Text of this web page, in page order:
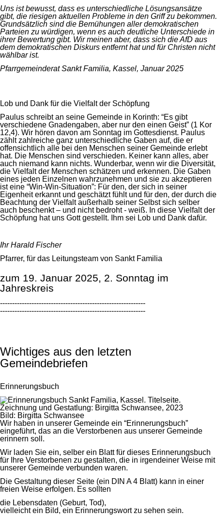
Uns ist bewusst, dass es unterschiedliche Lösungsansätze
gibt, die riesigen aktuellen Probleme in den Griff zu bekommen.
Grundsätzlich sind die Bemühungen aller demokratischen
Parteien zu würdigen, wenn es auch deutliche Unterschiede in
ihrer Bewertung gibt. Wir meinen aber, dass sich die AfD aus
dem demokratischen Diskurs entfernt hat und für Christen nicht
wählbar ist.
Pfarrgemeinderat Sankt Familia, Kassel, Januar 2025
Lob und Dank für die Vielfalt der Schöpfung
Paulus schreibt an seine Gemeinde in Korinth: “Es gibt
verschiedene Gnadengaben, aber nur den einen Geist” (1 Kor
12,4). Wir hören davon am Sonntag im Gottesdienst. Paulus
zählt zahlreiche ganz unterschiedliche Gaben auf, die er
offensichtlich alle bei den Menschen seiner Gemeinde erlebt
hat. Die Menschen sind verschieden. Keiner kann alles, aber
auch niemand kann nichts. Wunderbar, wenn wir die Diversität,
die Vielfalt der Menschen schätzen und erkennen. Die Gaben
eines jeden Einzelnen wahrzunehmen und sie zu akzeptieren
ist eine “Win-Win-Situation”: Für den, der sich in seiner
Eigenheit erkannt und geschätzt fühlt und für den, der durch die
Beachtung der Vielfalt außerhalb seiner Selbst sich selber
auch beschenkt – und nicht bedroht - weiß. In diese Vielfalt der
Schöpfung hat uns Gott gestellt. Ihm sei Lob und Dank dafür.
Ihr Harald Fischer
Pfarrer, für das Leitungsteam von Sankt Familia
zum 19. Januar 2025, 2. Sonntag im
Jahreskreis
------------------------------------------------------------
------------------------------------------------------------
Wichtiges aus den letzten
Gemeindebriefen
Erinnerungsbuch
Bild: Birgitta Schwansee
Wir haben in unserer Gemeinde ein “Erinnerungsbuch”
eingeführt, das an die Verstorbenen aus unserer Gemeinde
erinnern soll.
Wir laden Sie ein, selber ein Blatt für dieses Erinnerungsbuch
für Ihre Verstorbenen zu gestalten, die in irgendeiner Weise mit
unserer Gemeinde verbunden waren.
Die Gestaltung dieser Seite (ein DIN A 4 Blatt) kann in einer
freien Weise erfolgen. Es sollten
die Lebensdaten (Geburt, Tod),
vielleicht ein Bild, ein Erinnerungswort zu sehen sein.